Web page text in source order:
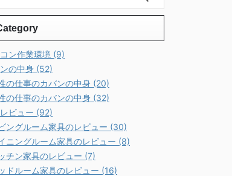
ン作業環境 (9)
の中身 (52)
の仕事のカバンの中身 (20)
の仕事のカバンの中身 (32)
ビュー (92)
ングルーム家具のレビュー (30)
ニングルーム家具のレビュー (8)
チン家具のレビュー (7)
ドルーム家具のレビュー (16)